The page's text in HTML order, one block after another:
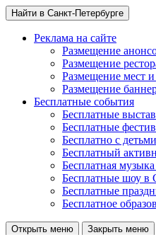
Найти в Санкт-Петербурге
Реклама на сайте
Размещение
Размещение
Размещение мест
Размещение
Бесплатные события
Бесплатные
Бесплатные
Бесплатно с
Бесплатный
Бесплатная
Бесплатные шоу в
Бесплатные
Бесплатное
Открыть меню Закрыть меню